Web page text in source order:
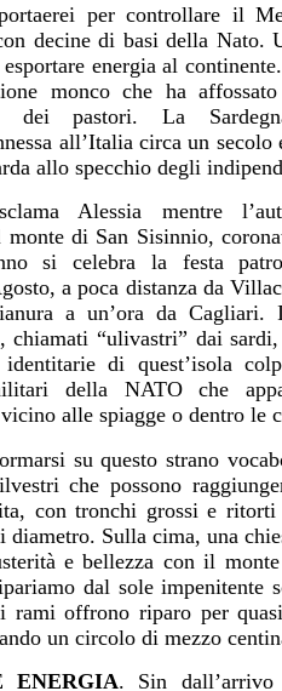
per controllare il
decine di basi della Nato.
energia al
monco che ha
dei pastori. La
all’Italia circa un secolo
allo specchio degli
Alessia mentre
monte di San Sisinnio,
si celebra la festa
a poca distanza da
a un’ora da Cagliari.
“ulivastri” dai
identitarie di quest’isola
della NATO che
alle spiagge o dentro le
su questo strano
che possono
con tronchi grossi e ritorti
diametro. Sulla cima, una
e bellezza con il
dal sole impenitente
rami offrono riparo per
un circolo di mezzo
ENERGIA. Sin